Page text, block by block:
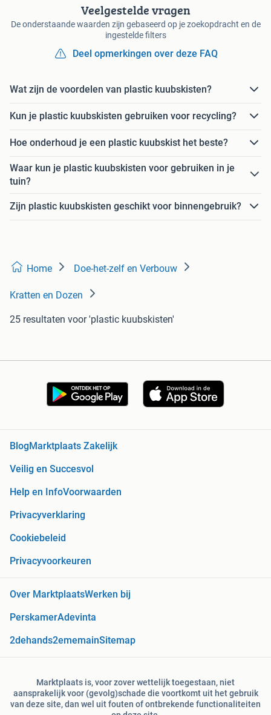
Veelgestelde vragen
De onderstaande waarden zijn gebaseerd op je zoekopdracht en de
ingestelde filters
Deel opmerkingen over deze FAQ
Wat zijn de voordelen van plastic kuubskisten?
Kun je plastic kuubskisten gebruiken voor recycling?
Hoe onderhoud je een plastic kuubskist het beste?
Waar kun je plastic kuubskisten voor gebruiken in je
tuin?
Zijn plastic kuubskisten geschikt voor binnengebruik?
Home Doe-het-zelf en Verbouw
Kratten en Dozen
25 resultaten voor 'plastic kuubskisten'
BlogMarktplaats Zakelijk
Veilig en Succesvol
Help en InfoVoorwaarden
Privacyverklaring
Cookiebeleid
Privacyvoorkeuren
Over MarktplaatsWerken bij
PerskamerAdevinta
2dehands2ememainSitemap
Marktplaats is, voor zover wettelijk toegestaan, niet
aansprakelijk voor (gevolg)schade die voortkomt uit het gebruik
van deze site, dan wel uit fouten of ontbrekende functionaliteiten